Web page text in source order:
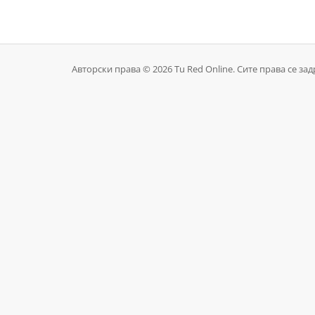
Авторски права © 2026 Tu Red Online. Сите права се